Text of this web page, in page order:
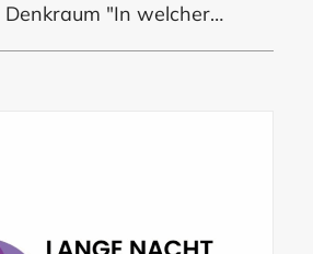
"In welcher…